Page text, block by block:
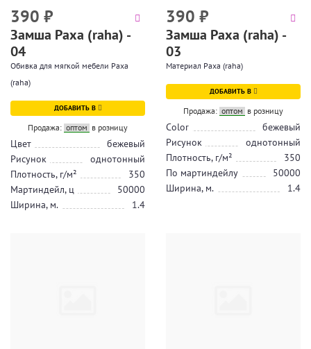
390 ₽
Замша Раха (raha) -
04
Обивка для мягкой мебели Раха
(raha)
ДОБАВИТЬ В
Продажа: оптом в розницу
Цвет
бежевый
Рисунок
однотонный
Плотность, г/м²
350
Мартиндейл, ц
50000
Ширина, м.
1.4
390 ₽
Замша Раха (raha) -
03
Материал Раха (raha)
ДОБАВИТЬ В
Продажа: оптом в розницу
Color
бежевый
Рисунок
однотонный
Плотность, г/м²
350
По мартиндейлу
50000
Ширина, м.
1.4